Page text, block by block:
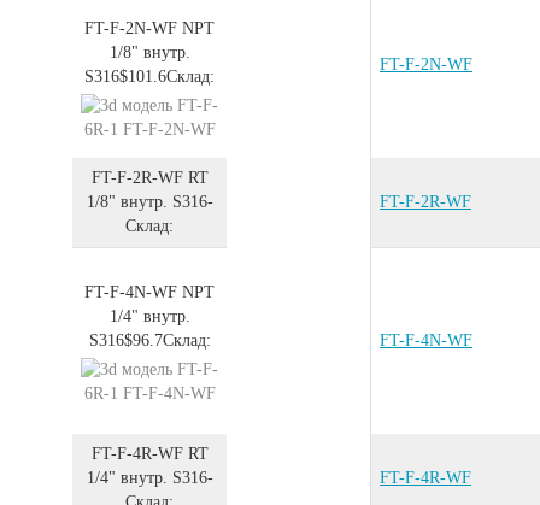
FT-F-2N-WF NPT
1/8" внутр.
S316$101.6Склад:
FT-F-2N-WF
FT-F-2R-WFRT
1/8" внутр. S316-
Склад:
FT-F-2R-WF
FT-F-4N-WF NPT
1/4" внутр.
S316$96.7Склад: FT-F-4N-WF
FT-F-4R-WFRT
1/4" внутр. S316-
FT-F-4R-WF